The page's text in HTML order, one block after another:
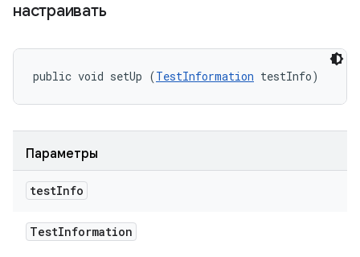
настраивать
public void setUp (TestInformation testInfo)
Параметры
testInfo
TestInformation